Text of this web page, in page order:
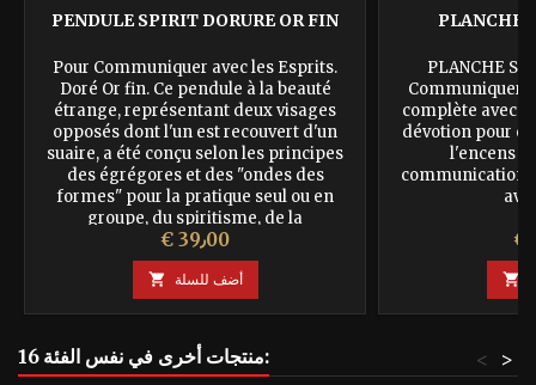
PENDULE SPIRIT DORURE OR FIN
Pour Communiquer avec les Esprits.
Doré Or fin. Ce pendule à la beauté
étrange, représentant deux visages
opposés dont l'un est recouvert d'un
suaire, a été conçu selon les principes
des égrégores et des "ondes des
formes" pour la pratique seul ou en
groupe, du spiritisme, de la
"transcommunication" avec l'Au-delà" et
les différentes dimensions du Temps...
السعر€ 39٫00
 أضف للسلة
PLANCHE
PLANCHE
Communiquer
complète avec
dévotion pour
l'encens
communication

16 منتجات أخرى في نفس الفئة: >
<